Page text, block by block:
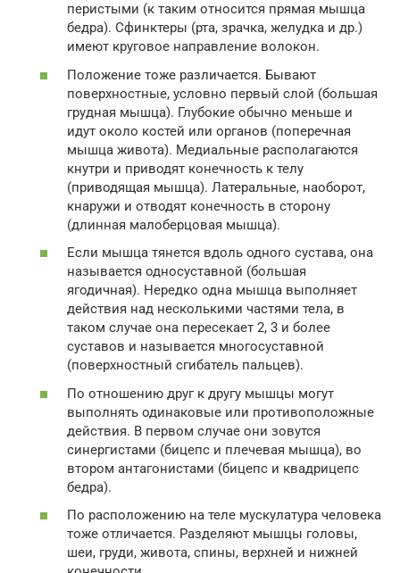
перистыми (к таким относится прямая мышца
бедра). Сфинктеры (рта, зрачка, желудка и др.)
имеют круговое направление волокон.
Положение тоже различается. Бывают
поверхностные, условно первый слой (большая
грудная мышца). Глубокие обычно меньше и
идут около костей или органов (поперечная
мышца живота). Медиальные располагаются
кнутри и приводят конечность к телу
(приводящая мышца). Латеральные, наоборот,
кнаружи и отводят конечность в сторону
(длинная малоберцовая мышца).
Если мышца тянется вдоль одного сустава, она
называется односуставной (большая
ягодичная). Нередко одна мышца выполняет
действия над несколькими частями тела, в
таком случае она пересекает 2, 3 и более
суставов и называется многосуставной
(поверхностный сгибатель пальцев).
По отношению друг к другу мышцы могут
выполнять одинаковые или противоположные
действия. В первом случае они зовутся
синергистами (бицепс и плечевая мышца), во
втором антагонистами (бицепс и квадрицепс
бедра).
По расположению на теле мускулатура человека
тоже отличается. Разделяют мышцы головы,
шеи, груди, живота, спины, верхней и нижней